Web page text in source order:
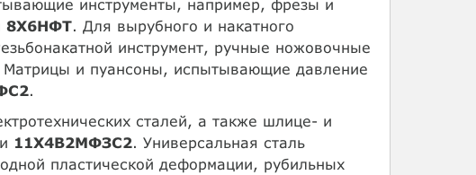
инструменты, например, фрезы и
8Х6НФТ. Для вырубного и накатного
инструмент, ручные ножовочные
и пуансоны, испытывающие давление
.
сталей, а также шлице- и
11Х4В2МФЗС2. Универсальная сталь
пластической деформации, рубильных